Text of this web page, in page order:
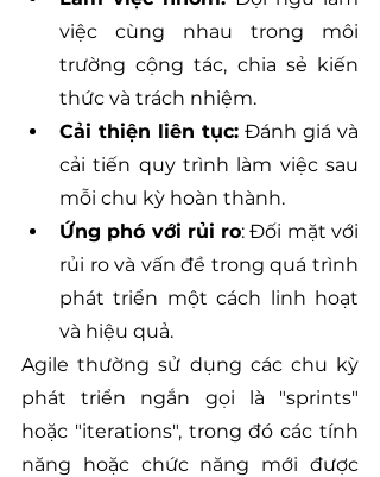
việc cùng nhau trong môi
trường cộng tác, chia sẻ kiến
thức và trách nhiệm.
Cải thiện liên tục: Đánh giá và
cải tiến quy trình làm việc sau
mỗi chu kỳ hoàn thành.
Ứng phó với rủi ro: Đối mặt với
rủi ro và vấn đề trong quá trình
phát triển một cách linh hoạt
và hiệu quả.
Agile thường sử dụng các chu kỳ
phát triển ngắn gọi là "sprints"
hoặc "iterations", trong đó các tính
năng hoặc chức năng mới được